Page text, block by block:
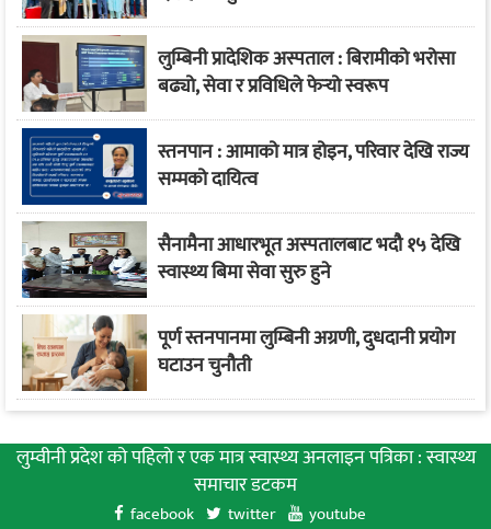
लुम्बिनी प्रादेशिक अस्पताल : बिरामीको भरोसा
बढ्यो, सेवा र प्रविधिले फेर्‍यो स्वरूप
स्तनपान : आमाको मात्र होइन, परिवार देखि राज्य
सम्मको दायित्व
सैनामैना आधारभूत अस्पतालबाट भदौ १५ देखि
स्वास्थ्य बिमा सेवा सुरु हुने
पूर्ण स्तनपानमा लुम्बिनी अग्रणी, दुधदानी प्रयोग
घटाउन चुनौती
लुम्वीनी प्रदेश को पहिलाे र एक मात्र स्वास्थ्य अनलाइन पत्रिका : स्वास्थ्य
समाचार डटकम
facebook twitter youtube